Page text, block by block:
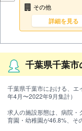
その他
詳細を見る
千葉県千葉
千葉県千葉市における、
年4月〜2022年9月集計）
求人の施設形態は、病院
育園・幼稚園が46.8%、そ